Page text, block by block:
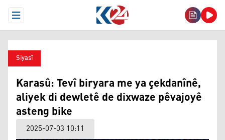
Open Menu
Siyasî
Karasû: Tevî biryara me ya çekdanînê,
aliyek di dewletê de dixwaze pêvajoyê
asteng bike
2025-07-03 10:11